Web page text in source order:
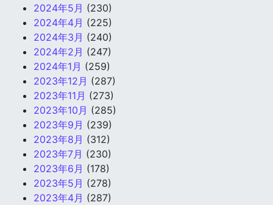
2024年5月 (230)
2024年4月 (225)
2024年3月 (240)
2024年2月 (247)
2024年1月 (259)
2023年12月 (287)
2023年11月 (273)
2023年10月 (285)
2023年9月 (239)
2023年8月 (312)
2023年7月 (230)
2023年6月 (178)
2023年5月 (278)
2023年4月 (287)